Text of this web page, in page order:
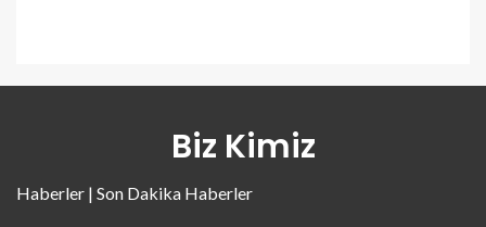
Biz Kimiz
Haberler | Son Dakika Haberler